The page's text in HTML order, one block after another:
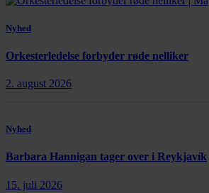
Nyhed
Orkesterledelse forbyder røde nelliker
2. august 2026
Nyhed
Barbara Hannigan tager over i Reykjavík
15. juli 2026